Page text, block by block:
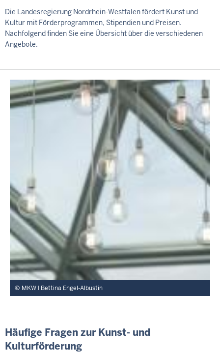
Die Landesregierung Nordrhein-Westfalen fördert Kunst und
Kultur mit Förderprogrammen, Stipendien und Preisen.
Nachfolgend finden Sie eine Übersicht über die verschiedenen
Angebote.
MKW I Bettina Engel-Albustin
Häufige Fragen zur Kunst- und
Kulturförderung